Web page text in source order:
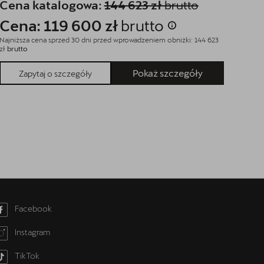
Cena katalogowa:144 623 złbrutto
Cena: 119 600 złbrutto
Najniższa cena sprzed 30 dni przed wprowadzeniem obniżki: 144 623
złbrutto
Zapytaj o szczegóły Pokaż szczegóły
Facebook
Instagram
TikTok